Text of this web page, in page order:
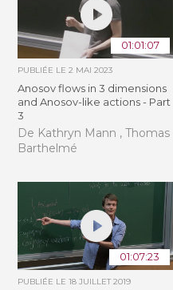
01:01:07
PUBLIÉE LE2 MAI 2023
Anosov flows in 3 dimensions
and Anosov-like actions - Part
3
De Kathryn Mann , Thomas
Barthelmé
01:07:23
PUBLIÉE LE18 JUILLET 2019